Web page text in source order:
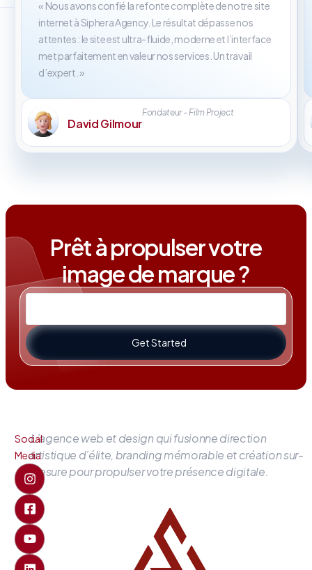
« Nous avons confié la refonte complète de notre site
internet à Siphera Agency. Le résultat dépasse nos
attentes : le site est ultra-fluide, moderne et l’interface
met parfaitement en valeur nos services. Un travail
d’expert. »
David Gilmour
Fondateur – Film Project
Prêt à propulser votre
image de marque ?
Get Started
L’agence web et design qui fusionne direction
artistique d’élite, branding mémorable et création sur-
mesure pour propulser votre présence digitale.
Social
Media